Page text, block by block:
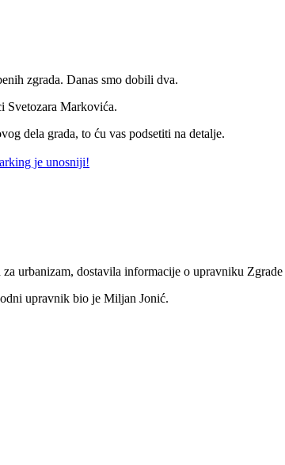
zgrada. Danas smo dobili dva.
Svetozara Markovića.
dela grada, to ću vas podsetiti na detalje.
je unosniji!
urbanizam, dostavila informacije o upravniku
upravnik bio je Miljan Jonić.